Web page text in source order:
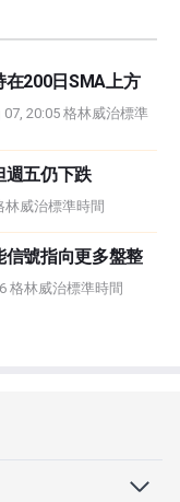
200日SMA上方
07, 20:05 格林威治標準
週五仍下跌
林威治標準時間
號指向更多盤整
格林威治標準時間